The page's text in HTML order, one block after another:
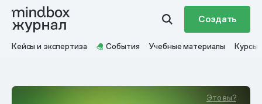
Создать
Кейсы и экспертиза События Учебные материалы Курсы
Это вы?